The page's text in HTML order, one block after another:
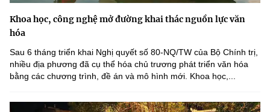
Khoa học, công nghệ mở đường khai thác nguồn lực văn
hóa
Sau 6 tháng triển khai Nghị quyết số 80-NQ/TW của Bộ Chính trị,
nhiều địa phương đã cụ thể hóa chủ trương phát triển văn hóa
bằng các chương trình, đề án và mô hình mới. Khoa học,...